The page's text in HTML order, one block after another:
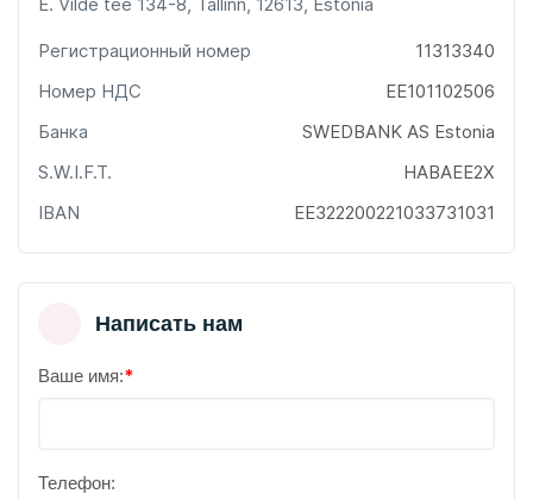
Регистрационный номер
11313340
Номер НДС
EE101102506
Банка
SWEDBANK AS Estonia
S.W.I.F.T.
HABAEE2X
IBAN
EE322200221033731031
Написать нам
Ваше имя:
Телефон: